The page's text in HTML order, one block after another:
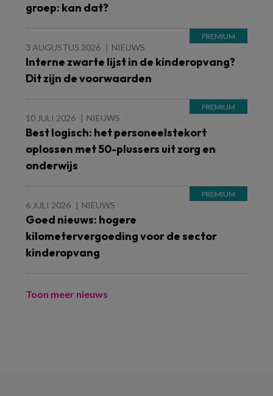
groep: kan dat?
3 AUGUSTUS 2026 NIEUWS
Interne zwarte lijst in de kinderopvang?
Dit zijn de voorwaarden
10 JULI 2026 NIEUWS
Best logisch: het personeelstekort
oplossen met 50-plussers uit zorg en
onderwijs
6 JULI 2026 NIEUWS
Goed nieuws: hogere
kilometervergoeding voor de sector
kinderopvang
Toon meer nieuws